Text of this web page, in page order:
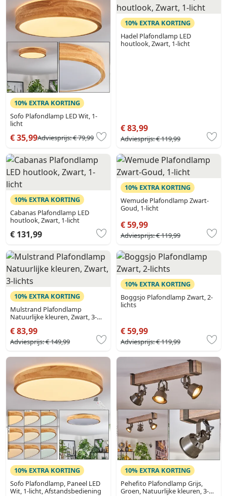
10% EXTRA KORTING
Sofo Plafondlamp LED Wit, 1-
licht
€ 35,99Adviesprijs:€ 79,99
10% EXTRA KORTING
Hadel Plafondlamp LED
houtlook, Zwart, 1-licht
€ 83,99
Adviesprijs:€ 119,99
10% EXTRA KORTING
Cabanas Plafondlamp LED
houtlook, Zwart, 1-licht
€ 131,99
10% EXTRA KORTING
Wemude Plafondlamp Zwart-
Goud, 1-licht
€ 59,99
Adviesprijs:€ 119,99
10% EXTRA KORTING
Mulstrand Plafondlamp
Natuurlijke kleuren, Zwart, 3-
€ 83,99
Adviesprijs:€ 149,99
10% EXTRA KORTING
Boggsjo Plafondlamp Zwart, 2-
lichts
€ 59,99
Adviesprijs:€ 119,99
10% EXTRA KORTING
Sofo Plafondlamp, Paneel LED
Wit, 1-licht, Afstandsbediening
10% EXTRA KORTING
Pehefito Plafondlamp Grijs,
Groen, Natuurlijke kleuren, 3-